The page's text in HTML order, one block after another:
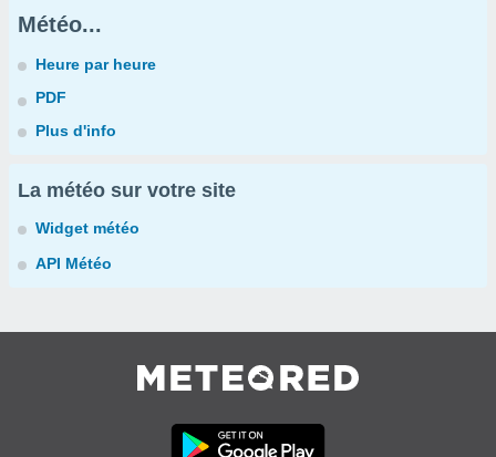
Météo...
Heure par heure
PDF
Plus d'info
La météo sur votre site
Widget météo
API Météo